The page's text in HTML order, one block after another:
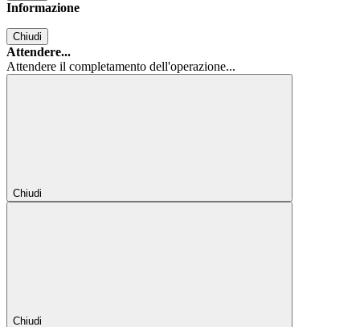
Informazione
Chiudi
Attendere...
Attendere il completamento dell'operazione...
Chiudi
Chiudi